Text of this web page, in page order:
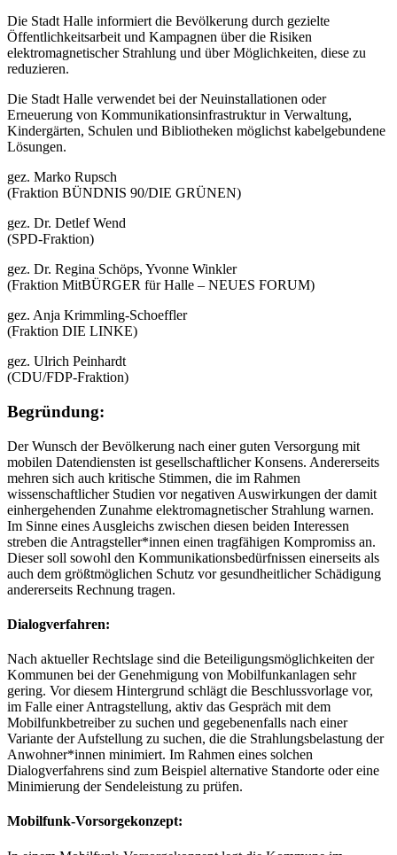
Die Stadt Halle informiert die Bevölkerung durch gezielte
Öffentlichkeitsarbeit und Kampagnen über die Risiken
elektromagnetischer Strahlung und über Möglichkeiten, diese zu
reduzieren.
Die Stadt Halle verwendet bei der Neuinstallationen oder
Erneuerung von Kommunikationsinfrastruktur in Verwaltung,
Kindergärten, Schulen und Bibliotheken möglichst kabelgebundene
Lösungen.
gez. Marko Rupsch
(Fraktion BÜNDNIS 90/DIE GRÜNEN)
gez. Dr. Detlef Wend
(SPD-Fraktion)
gez. Dr. Regina Schöps, Yvonne Winkler
(Fraktion MitBÜRGER für Halle – NEUES FORUM)
gez. Anja Krimmling-Schoeffler
(Fraktion DIE LINKE)
gez. Ulrich Peinhardt
(CDU/FDP-Fraktion)
Begründung:
Der Wunsch der Bevölkerung nach einer guten Versorgung mit
mobilen Datendiensten ist gesellschaftlicher Konsens. Andererseits
mehren sich auch kritische Stimmen, die im Rahmen
wissenschaftlicher Studien vor negativen Auswirkungen der damit
einhergehenden Zunahme elektromagnetischer Strahlung warnen.
Im Sinne eines Ausgleichs zwischen diesen beiden Interessen
streben die Antragsteller*innen einen tragfähigen Kompromiss an.
Dieser soll sowohl den Kommunikationsbedürfnissen einerseits als
auch dem größtmöglichen Schutz vor gesundheitlicher Schädigung
andererseits Rechnung tragen.
Dialogverfahren:
Nach aktueller Rechtslage sind die Beteiligungsmöglichkeiten der
Kommunen bei der Genehmigung von Mobilfunkanlagen sehr
gering. Vor diesem Hintergrund schlägt die Beschlussvorlage vor,
im Falle einer Antragstellung, aktiv das Gespräch mit dem
Mobilfunkbetreiber zu suchen und gegebenenfalls nach einer
Variante der Aufstellung zu suchen, die die Strahlungsbelastung der
Anwohner*innen minimiert. Im Rahmen eines solchen
Dialogverfahrens sind zum Beispiel alternative Standorte oder eine
Minimierung der Sendeleistung zu prüfen.
Mobilfunk-Vorsorgekonzept: